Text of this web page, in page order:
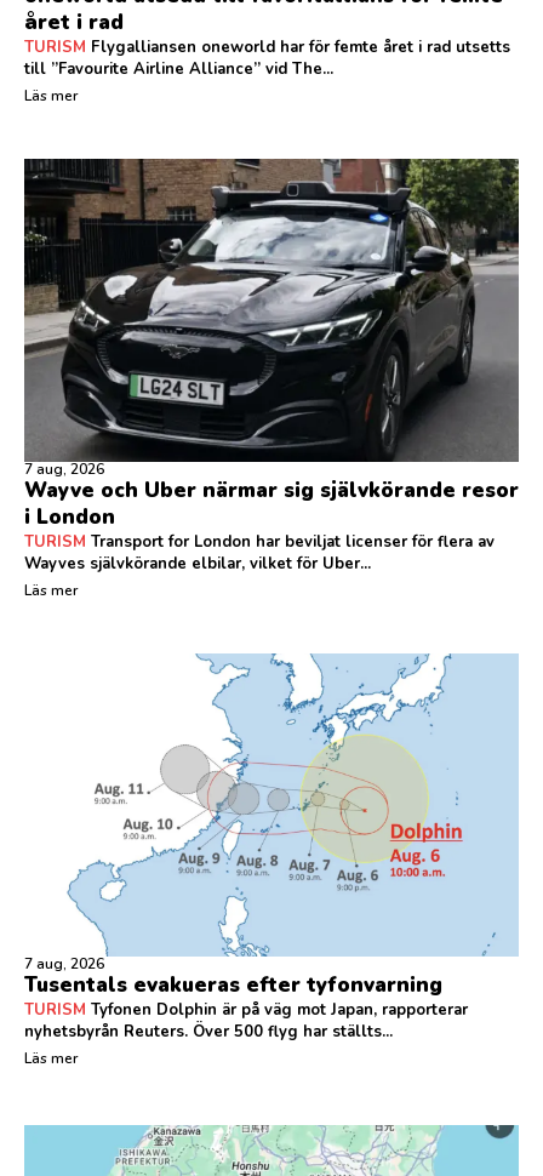
året i rad
TURISM Flygalliansen oneworld har för femte året i rad utsetts
till ”Favourite Airline Alliance” vid The...
Läs mer
7 aug, 2026
Wayve och Uber närmar sig självkörande resor
i London
TURISM Transport for London har beviljat licenser för flera av
Wayves självkörande elbilar, vilket för Uber...
Läs mer
7 aug, 2026
Tusentals evakueras efter tyfonvarning
TURISM Tyfonen Dolphin är på väg mot Japan, rapporterar
nyhetsbyrån Reuters. Över 500 flyg har ställts...
Läs mer